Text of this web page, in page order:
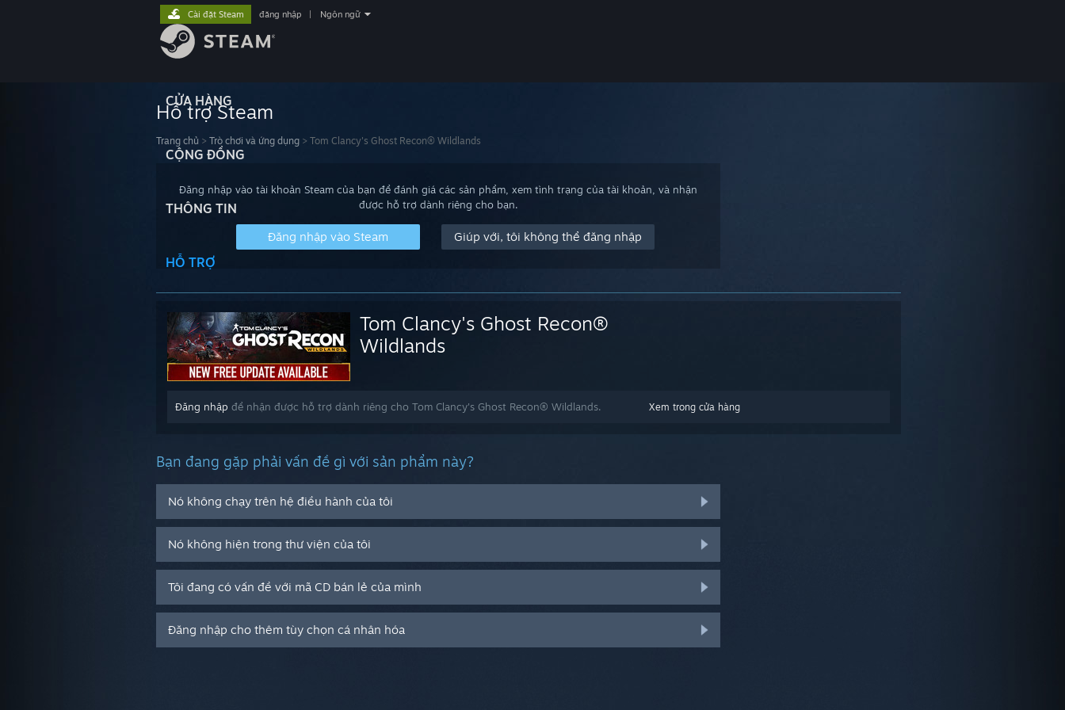
CỬA HÀNG
CỘNG ĐỒNG
THÔNG TIN
HỖ TRỢ
Cài đặt Steam đăng nhập Ngôn ngữ
Hỗ trợ Steam
Trang chủ > Trò chơi và ứng dụng > Tom Clancy's Ghost Recon® Wildlands
Đăng nhập vào tài khoản Steam của bạn để đánh giá các sản phẩm, xem tình trạng của tài khoản, và nhận
được hỗ trợ dành riêng cho bạn.
Đăng nhập vào Steam Giúp với, tôi không thể đăng nhập
Tom Clancy's Ghost Recon®
Wildlands
Xem trong cửa hàng
Đăng nhập để nhận được hỗ trợ dành riêng cho Tom Clancy's Ghost Recon® Wildlands.
Bạn đang gặp phải vấn đề gì với sản phẩm này?
Nó không chạy trên hệ điều hành của tôi
Nó không hiện trong thư viện của tôi
Tôi đang có vấn đề với mã CD bán lẻ của mình
Đăng nhập cho thêm tùy chọn cá nhân hóa